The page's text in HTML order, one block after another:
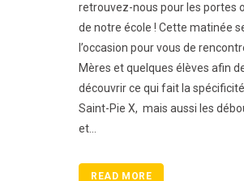
retrouvez-nous pour les portes
de notre école ! Cette matinée
l’occasion pour vous de
Mères et quelques élèves afin
découvrir ce qui fait la
Saint-Pie X, mais aussi les
et...
READ MORE